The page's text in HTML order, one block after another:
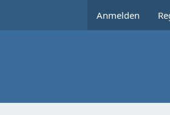
Anmelden